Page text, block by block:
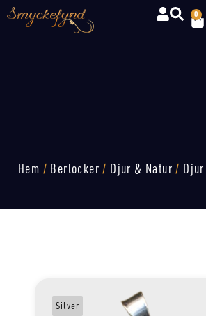
0
Hem / Berlocker / Djur & Natur / Djur
Silver